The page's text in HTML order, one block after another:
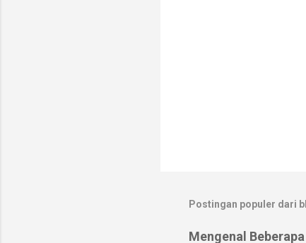
Postingan populer dari
Mengenal